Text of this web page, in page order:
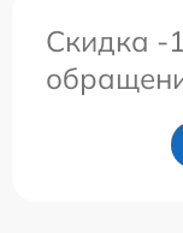
Скидка -